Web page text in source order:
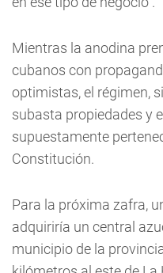
Mientras la anodina
cubanos con
optimistas, el régimen,
subasta propiedades y
supuestamente
Constitución.
Para la próxima zafra,
adquiriría un central
municipio de la